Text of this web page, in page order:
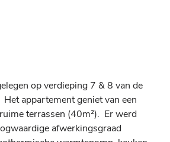
op verdieping 7 & 8 van de
Het appartement geniet van een
terrassen (40m²).  Er werd
afwerkingsgraad